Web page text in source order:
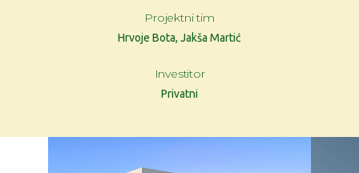
Projektni tim
Hrvoje Bota, Jakša Martić
Investitor
Privatni